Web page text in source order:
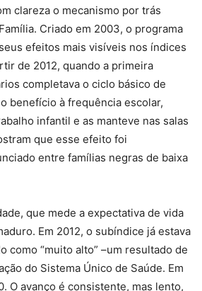
clareza o mecanismo por trás
Criado em 2003, o programa
efeitos mais visíveis nos índices
de 2012, quando a primeira
completava o ciclo básico de
benefício à frequência escolar,
infantil e as manteve nas salas
que esse efeito foi
entre famílias negras de baixa
que mede a expectativa de vida
Em 2012, o subíndice já estava
como “muito alto” –um resultado de
do Sistema Único de Saúde. Em
O avanço é consistente, mas lento,